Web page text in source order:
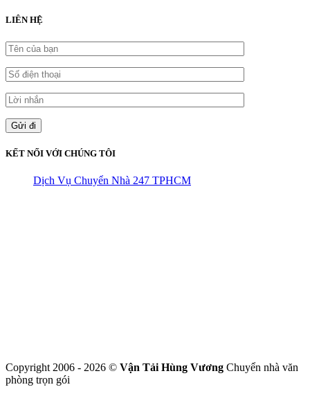
LIÊN HỆ
KẾT NỐI VỚI CHÚNG TÔI
Dịch Vụ Chuyển Nhà 247 TPHCM
Copyright 2006 - 2026 © Vận Tải Hùng Vương Chuyển nhà văn
phòng trọn gói